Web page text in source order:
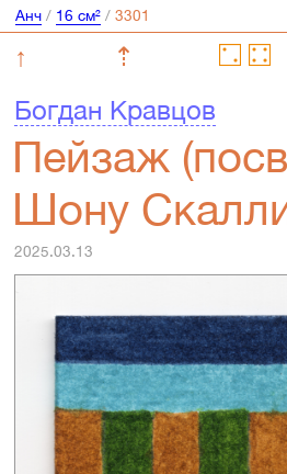
Анч/ 16 см²/
↑ ⇡
Богдан Кравцов
Пейзаж
Шону
2025.03.13